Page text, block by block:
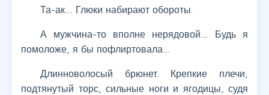
Та-ак… Глюки набирают обороты.
А мужчина-то вполне нерядовой… Будь я
помоложе, я бы пофлиртовала…
Длинноволосый брюнет. Крепкие плечи,
подтянутый торс, сильные ноги и ягодицы, судя